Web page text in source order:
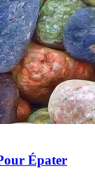
Épater